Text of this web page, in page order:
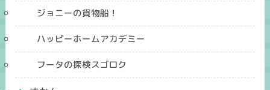
ジョニーの貨物船！
ハッピーホームアカデミー
フータの探検スゴロク